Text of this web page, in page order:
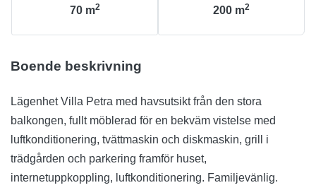
70 m2 200 m2
Boende beskrivning
Lägenhet Villa Petra med havsutsikt från den stora
balkongen, fullt möblerad för en bekväm vistelse med
luftkonditionering, tvättmaskin och diskmaskin, grill i
trädgården och parkering framför huset,
internetuppkoppling, luftkonditionering. Familjevänlig.